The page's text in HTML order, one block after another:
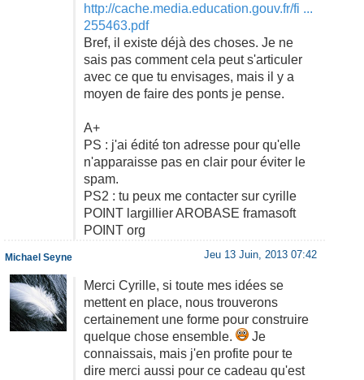
http://cache.media.education.gouv.fr/fi ...
255463.pdf
Bref, il existe déjà des choses. Je ne
sais pas comment cela peut s'articuler
avec ce que tu envisages, mais il y a
moyen de faire des ponts je pense.
A+
PS : j'ai édité ton adresse pour qu'elle
n'apparaisse pas en clair pour éviter le
spam.
PS2 : tu peux me contacter sur cyrille
POINT largillier AROBASE framasoft
POINT org
Jeu 13 Juin, 2013 07:42
Merci Cyrille, si toute mes idées se
mettent en place, nous trouverons
certainement une forme pour construire
quelque chose ensemble.
Je
connaissais, mais j'en profite pour te
dire merci aussi pour ce cadeau qu'est
Michael Seyne